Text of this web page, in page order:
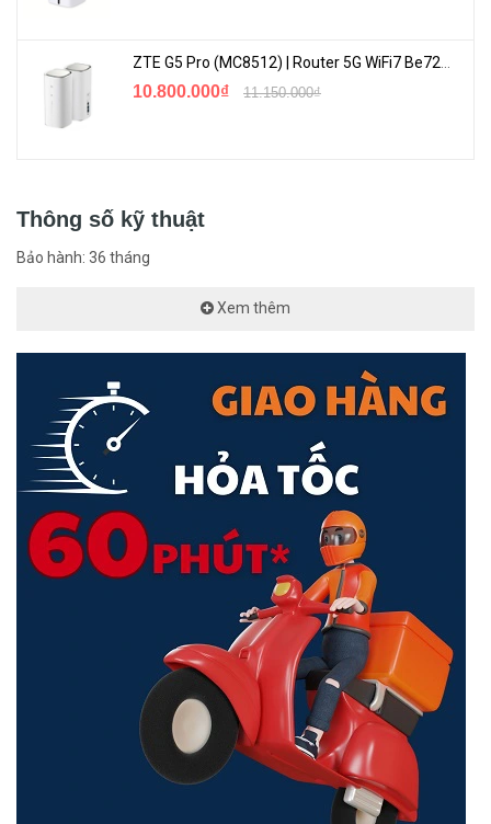
VPN Dành Cho Hệ Thống Doanh Nghiệp Lớn
Phân Tích Sâu Các Gói Tinh DPI
10.800.000₫ 11.150.000₫
Thông số kỹ thuật
Bảo hành: 36 tháng
Xem thêm